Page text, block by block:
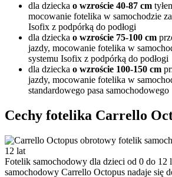
dla dziecka o wzroście 40-87 cm
mocowanie fotelika w samochodzie
Isofix z podpórką do podłogi
dla dziecka o wzroście 75-100 cm
jazdy, mocowanie fotelika w
systemu Isofix z podpórką do podłogi
dla dziecka o wzroście 100-150 cm
jazdy, mocowanie fotelika w
standardowego pasa samochodowego
Cechy fotelika Carrello
Fotelik samochodowy dla dzieci od 0 do 12
samochodowy Carrello Octopus nadaje się